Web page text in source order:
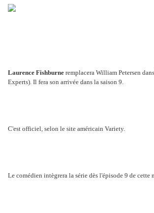
Laurence Fishburne remplacera William Petersen
Experts). Il fera son arrivée dans la saison 9.
C'est officiel, selon le site américain Variety.
Le comédien intègrera la série dès l'épisode 9 de cette